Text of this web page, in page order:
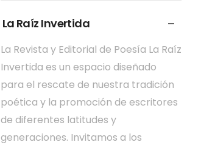
La Raíz Invertida
La Revista y Editorial de Poesía La Raíz
Invertida es un espacio diseñado
para el rescate de nuestra tradición
poética y la promoción de escritores
de diferentes latitudes y
generaciones. Invitamos a los